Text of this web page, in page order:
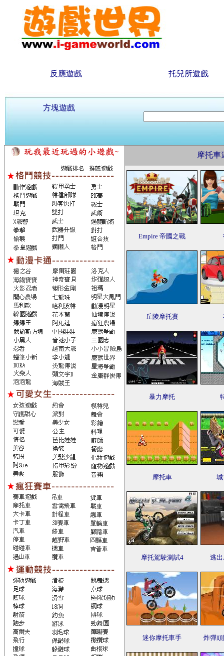
反應遊戲 托兒所遊戲
方塊遊戲
摩托車
Empire 帝國之戰
丘陵摩托賽
暴力摩托
摩托車
摩托駕駛測試4 逃
迷你摩托車手 炸彈